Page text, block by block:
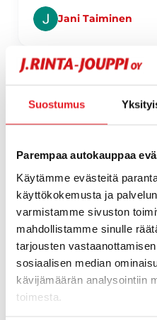
Suostumus
Parempaa autokauppaa
Käytämme evästeitä
käyttökokemusta ja
varmistamme sivuston
mahdollistamme sinulle
tarjousten
sosiaalisen median
kävijämäärän analysointiin
toimesta.
Jani Taiminen
Page 1 of 60